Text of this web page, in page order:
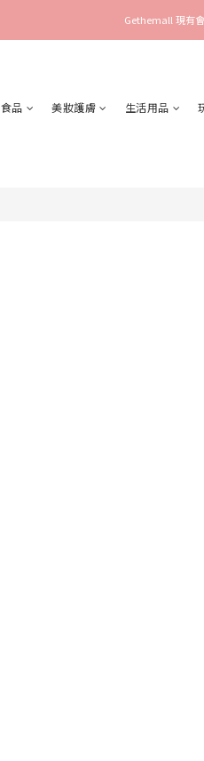
Gethemall 現有
食品 美妝護膚 生活用品